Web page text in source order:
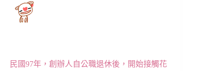
民國97年，創辦人自公職退休後，開始接觸花